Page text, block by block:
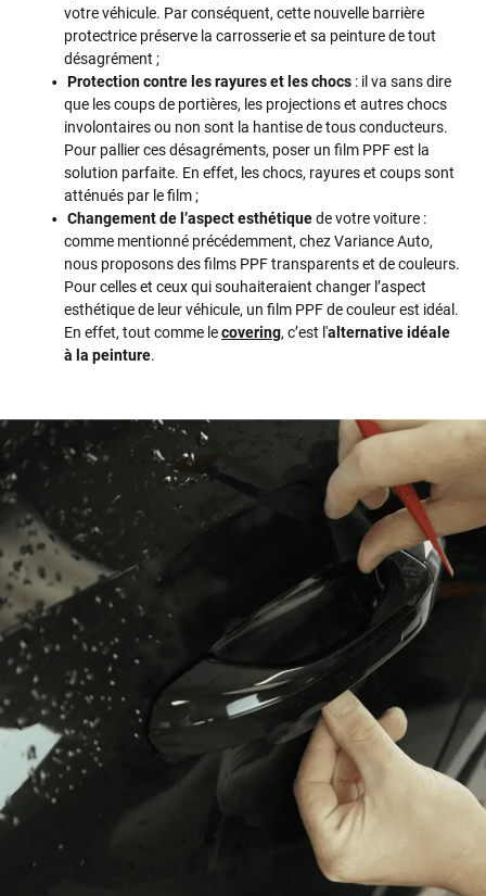
votre véhicule. Par conséquent, cette nouvelle barrière
protectrice préserve la carrosserie et sa peinture de tout
désagrément ;
Protection contre les rayures et les chocs: il va sans dire
que les coups de portières, les projections et autres chocs
involontaires ou non sont la hantise de tous conducteurs.
Pour pallier ces désagréments, poser un film PPF est la
solution parfaite. En effet, les chocs, rayures et coups sont
atténués par le film ;
Changement de l’aspect esthétiquede votre voiture :
comme mentionné précédemment, chez Variance Auto,
nous proposons des films PPF transparents et de couleurs.
Pour celles et ceux qui souhaiteraient changer l’aspect
esthétique de leur véhicule, un film PPF de couleur est idéal.
En effet, tout comme lecovering, c’est l'alternative idéale
à la peinture.